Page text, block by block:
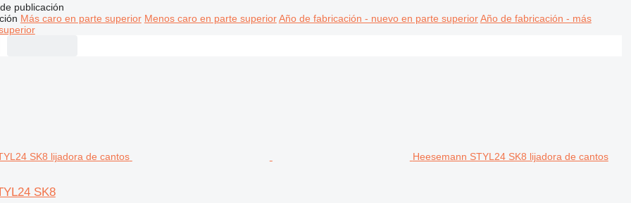
publicación
Más caro en parte superior Menos caro en parte superior Año de fabricación - nuevo en parte superior Año de fabricación - más
Heesemann STYL24 SK8 lijadora de cantos
SK8